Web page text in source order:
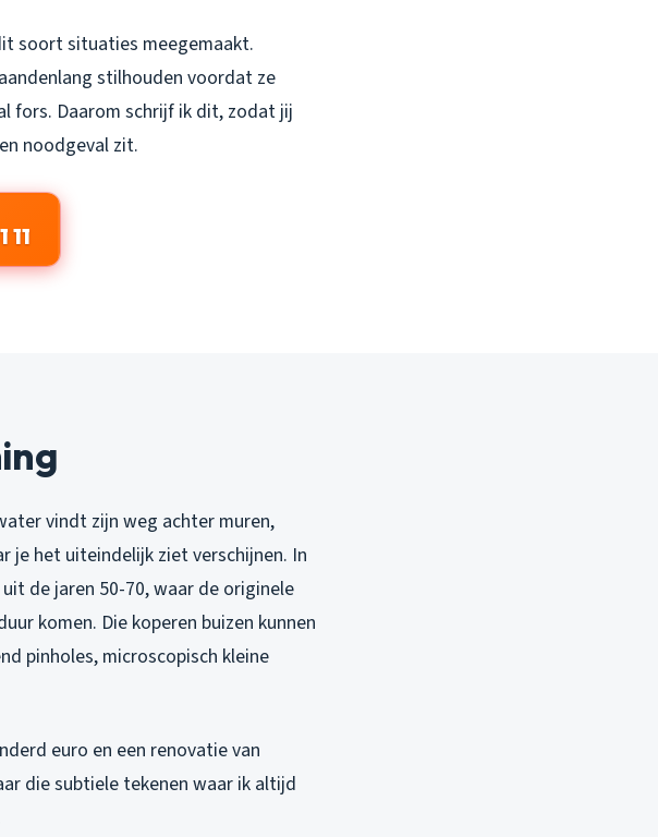
soort situaties meegemaakt.
stilhouden voordat ze
fors. Daarom schrijf ik dit, zodat jij
noodgeval zit.
11
vindt zijn weg achter muren,
je het uiteindelijk ziet verschijnen. In
de jaren 50-70, waar de originele
komen. Die koperen buizen kunnen
pinholes, microscopisch kleine
euro en een renovatie van
die subtiele tekenen waar ik altijd